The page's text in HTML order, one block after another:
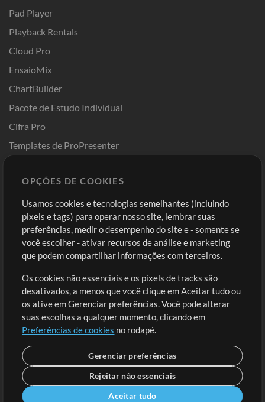
Pad Player
Playback Rentals
Cloud Pro
EnsaioMix
ChartBuilder
Pacote de Estudo Individual
Cifra Pro
Templates de ProPresenter
Comprar Créditos
Conteúdo Grátis
Solicite uma Música
Extras
Sessões
Envie seu conteúdo
Playlist
MT Conference
Entre
Cadastre-se
Ir ao carrinho
OPÇÕES DE COOKIES
Usamos cookies e tecnologias semelhantes (incluindo
pixels e tags) para operar nosso site, lembrar suas
preferências, medir o desempenho do site e - somente se
você escolher - ativar recursos de análise e marketing
que podem compartilhar informações com terceiros.
Os cookies não essenciais e os pixels de tracks são
desativados, a menos que você clique em Aceitar tudo ou
os ative em Gerenciar preferências. Você pode alterar
suas escolhas a qualquer momento, clicando em
Preferências de cookies no rodapé.
Gerenciar preferências
Rejeitar não essenciais
Aceitar tudo